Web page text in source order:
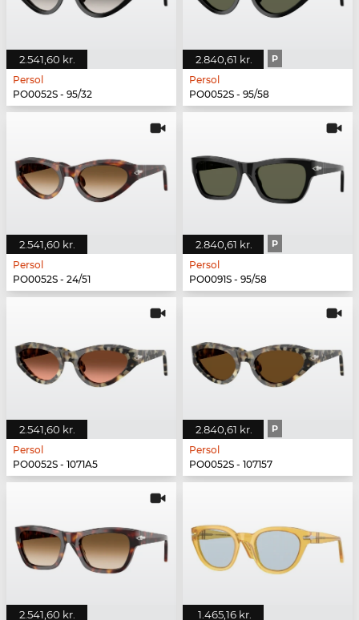
2.541,60 kr.
Persol
PO0052S - 95/32
2.840,61 kr. P
Persol
PO0052S - 95/58
2.541,60 kr.
Persol
PO0052S - 24/51
2.840,61 kr. P
Persol
PO0091S - 95/58
2.541,60 kr.
Persol
PO0052S - 1071A5
2.840,61 kr. P
Persol
PO0052S - 107157
2.541,60 kr. 1.465,16 kr.